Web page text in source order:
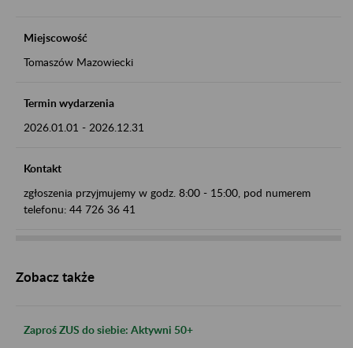
Miejscowość
Tomaszów Mazowiecki
Termin wydarzenia
2026.01.01 - 2026.12.31
Kontakt
zgłoszenia przyjmujemy w godz. 8:00 - 15:00, pod numerem
telefonu: 44 726 36 41
Zobacz także
Zaproś ZUS do siebie: Aktywni 50+